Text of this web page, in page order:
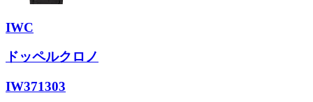
IWC
ドッペルクロノ
IW371303